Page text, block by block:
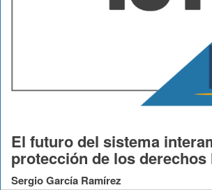
El futuro del sistema
protección de los derechos
Sergio García Ramírez